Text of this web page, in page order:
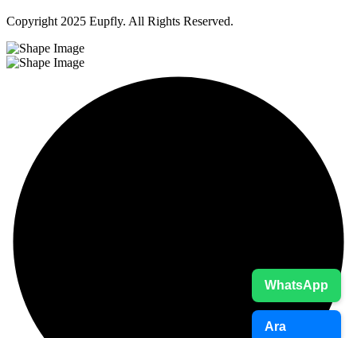
Copyright 2025 Eupfly. All Rights Reserved.
WhatsApp
Ara